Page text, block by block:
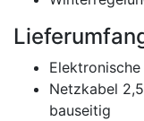
Netzkabel
bauseitig